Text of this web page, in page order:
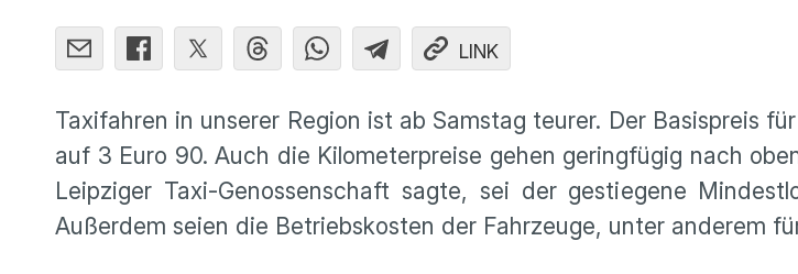
LINK
Taxifahren in unserer Region ist ab Samstag teurer. Der Basispreis
auf 3 Euro 90. Auch die Kilometerpreise gehen geringfügig nach
Leipziger Taxi-Genossenschaft sagte, sei der gestiegene
Außerdem seien die Betriebskosten der Fahrzeuge, unter anderem